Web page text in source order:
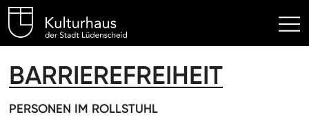
Kulturhaus Lüdenscheid
BARRIEREFREIHEIT
PERSONEN IM ROLLSTUHL